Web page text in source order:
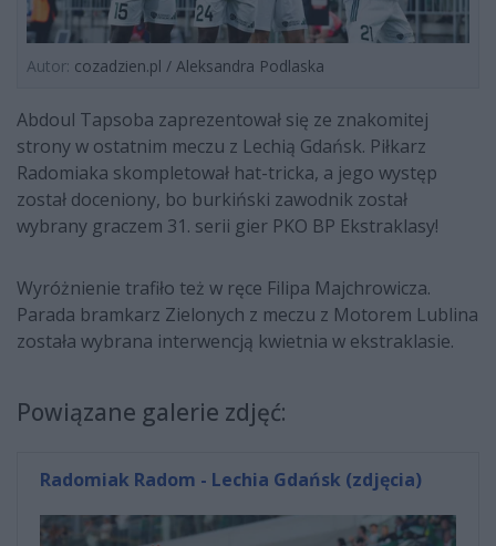
Autor: cozadzien.pl / Aleksandra Podlaska
Abdoul Tapsoba zaprezentował się ze znakomitej
strony w ostatnim meczu z Lechią Gdańsk. Piłkarz
Radomiaka skompletował hat-tricka, a jego występ
został doceniony, bo burkiński zawodnik został
wybrany graczem 31. serii gier PKO BP Ekstraklasy!
Wyróżnienie trafiło też w ręce Filipa Majchrowicza.
Parada bramkarz Zielonych z meczu z Motorem Lublina
została wybrana interwencją kwietnia w ekstraklasie.
Powiązane galerie zdjęć:
Radomiak Radom - Lechia Gdańsk (zdjęcia)